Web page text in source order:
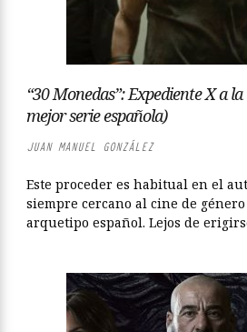
“30 Monedas”: Expediente X a
mejor serie española)
JUAN MANUEL GONZÁLEZ
Este proceder es habitual en el
siempre cercano al cine de
arquetipo español. Lejos de